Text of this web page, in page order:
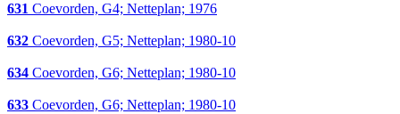
631 Coevorden, G4; Netteplan; 1976
632 Coevorden, G5; Netteplan; 1980-10
634 Coevorden, G6; Netteplan; 1980-10
633 Coevorden, G6; Netteplan; 1980-10